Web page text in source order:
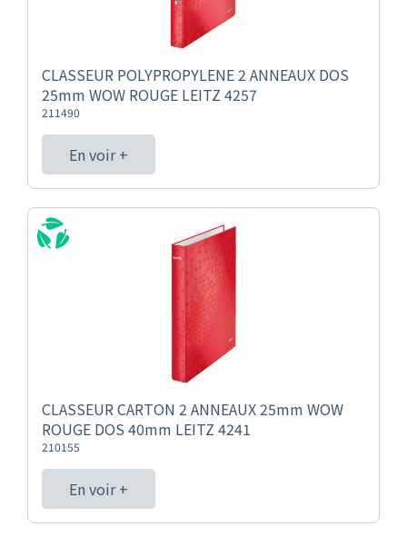
CLASSEUR POLYPROPYLENE 2 ANNEAUX DOS
25mm WOW ROUGE LEITZ 4257
211490
En voir +
CLASSEUR CARTON 2 ANNEAUX 25mm WOW
ROUGE DOS 40mm LEITZ 4241
210155
En voir +